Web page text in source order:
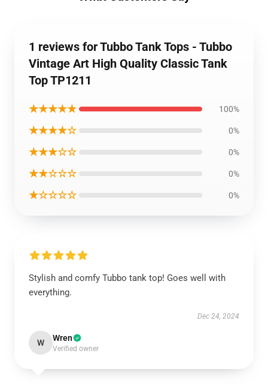
1 reviews for Tubbo Tank Tops - Tubbo
Vintage Art High Quality Classic Tank
Top TP1211
★★★★★ 100%
★★★★☆ 0%
★★★☆☆ 0%
★★☆☆☆ 0%
★☆☆☆☆ 0%
Stylish and comfy Tubbo tank top! Goes well with
everything.
Dec 24, 2024
W Wren
Verified owner